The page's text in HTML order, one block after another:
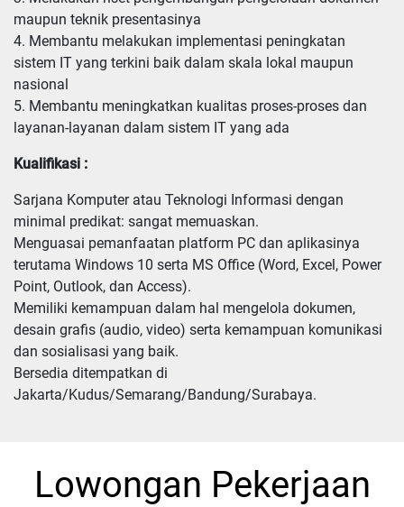
maupun teknik presentasinya
4. Membantu melakukan implementasi peningkatan
sistem IT yang terkini baik dalam skala lokal maupun
nasional
5. Membantu meningkatkan kualitas proses-proses dan
layanan-layanan dalam sistem IT yang ada
Kualifikasi :
Sarjana Komputer atau Teknologi Informasi dengan
minimal predikat: sangat memuaskan.
Menguasai pemanfaatan platform PC dan aplikasinya
terutama Windows 10 serta MS Office (Word, Excel, Power
Point, Outlook, dan Access).
Memiliki kemampuan dalam hal mengelola dokumen,
desain grafis (audio, video) serta kemampuan komunikasi
dan sosialisasi yang baik.
Bersedia ditempatkan di
Jakarta/Kudus/Semarang/Bandung/Surabaya.
Lowongan Pekerjaan